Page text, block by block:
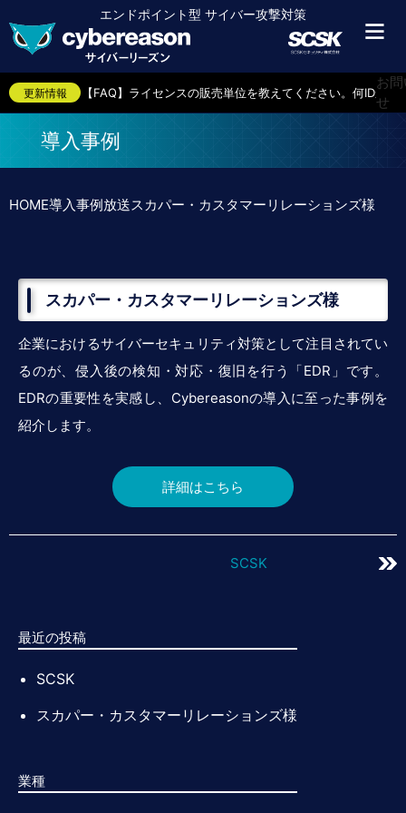
エンドポイント型 サイバー攻撃対策
更新情報
【ブログ】情報システム部小島くんのセキュリティ奮闘記（
【お知らせ】スカパー・カスタマーリレーションズ様の導入
【FAQ】ライセンスの販売単位を教えてください。何IDか
【導入事例】スカパー・カスタマーリレーションズ様
【FAQ】エンドポイントとは何ですか？
【FAQ】対象となるエンドポイントのOSについて教えてく
【FAQ】提供形態はクラウド型のみでしょうか。
【FAQ】クラウド型の場合、自社で準備するサーバなどあり
【ブログ】情報システム部小島くんのセキュリティ奮闘記（
【ブログ】情報システム部小島くんのセキュリティ奮闘記（
【ブログ】情報システム部小島くんのセキュリティ奮闘記（
【お知らせ】スカパー・カスタマーリレーションズ様の導入
【導入事例】スカパー・カスタマーリレーションズ様
【FAQ】エンドポイントとは何ですか？
【FAQ】提供形態はクラウド型のみでしょうか。
【FAQ】クラウド型の場合、自社で準備するサーバなどあり
【ブログ】情報システム部小島くんのセキュリティ奮闘記
【ブログ】情報システム部小島くんのセキュリティ奮闘記
【ブログ】情報システム部小島くんのセキュリティ奮闘記
お
せ
導入事例
HOME導入事例放送スカパー・カスタマーリレーションズ様
スカパー・カスタマーリレーションズ様
企業におけるサイバーセキュリティ対策として注目されてい
るのが、侵入後の検知・対応・復旧を行う「EDR」です。
EDRの重要性を実感し、Cybereasonの導入に至った事例を
紹介します。
詳細はこちら
SCSK
最近の投稿
SCSK
スカパー・カスタマーリレーションズ様
業種